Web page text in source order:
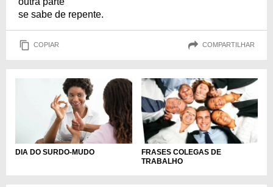
se sabe de repente.
COPIAR COMPARTILHAR
DIA DO SURDO-MUDO
FRASES COLEGAS DE
TRABALHO